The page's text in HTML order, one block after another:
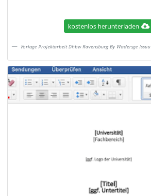
kostenlos herunterladen
Vorlage Projektarbeit Dhbw Ravensburg By Wadersge Issuu